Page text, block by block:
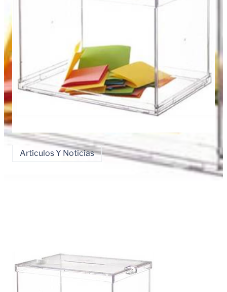
Artículos Y Noticias